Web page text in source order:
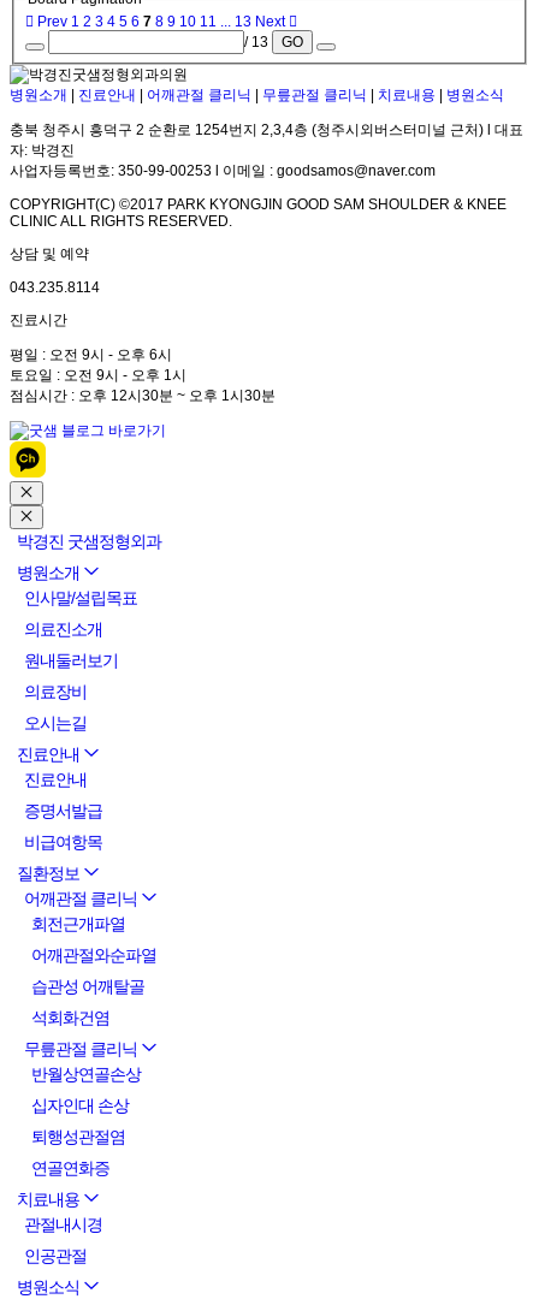
Prev 1 2 3 4 5 6 7 8 9 10 11 13 Next
/ 13
GO
병원소개 진료안내 어깨관절 클리닉 무릎관절 클리닉 치료내용 병원소식
충북 청주시 흥덕구 2 순환로 1254번지 2,3,4층 (청주시외버스터미널 근처) l 대표
자: 박경진
사업자등록번호: 350-99-00253 l 이메일 : goodsamos@naver.com
COPYRIGHT(C) ©2017 PARK KYONGJIN GOOD SAM SHOULDER & KNEE
CLINIC ALL RIGHTS RESERVED.
상담 및 예약
043.235.8114
진료시간
평일 : 오전 9시 - 오후 6시
토요일 : 오전 9시 - 오후 1시
점심시간 : 오후 12시30분 ~ 오후 1시30분
박경진 굿샘정형외과
병원소개
인사말/설립목표
의료진소개
원내둘러보기
의료장비
오시는길
진료안내
진료안내
증명서발급
비급여항목
질환정보
어깨관절 클리닉
회전근개파열
어깨관절와순파열
습관성 어깨탈골
석회화건염
무릎관절 클리닉
반월상연골손상
십자인대 손상
퇴행성관절염
연골연화증
치료내용
관절내시경
인공관절
병원소식